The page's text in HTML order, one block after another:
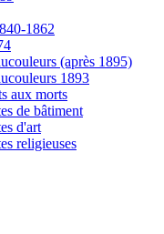
1862
(après 1895)
1893
aux morts
de bâtiment
d'art
religieuses